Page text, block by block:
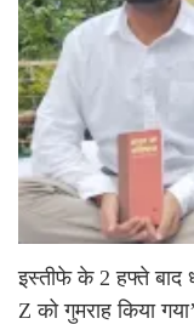
इस्तीफे के 2 हफ्ते बाद
Z को गुमराह किया गया’